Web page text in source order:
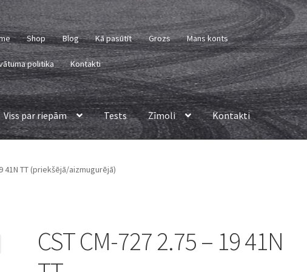
Shop Blog Kā pasūtīt Grozs Mans konts
politika Kontakti
Viss par riepām Tests Zīmoli Kontakti
41N TT (priekšējā/aizmugurējā)
CST CM-727 2.75 – 19 41N